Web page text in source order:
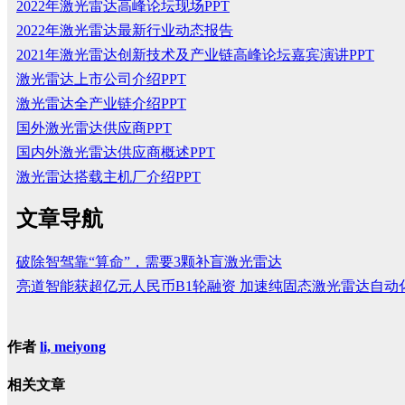
2022年激光雷达高峰论坛现场PPT
2022年激光雷达最新行业动态报告
2021年激光雷达创新技术及产业链高峰论坛嘉宾演讲PPT
激光雷达上市公司介绍PPT
激光雷达全产业链介绍PPT
国外激光雷达供应商PPT
国内外激光雷达供应商概述PPT
激光雷达搭载主机厂介绍PPT
文章导航
破除智驾靠“算命”，需要3颗补盲激光雷达
亮道智能获超亿元人民币B1轮融资 加速纯固态激光雷达自动
作者 li, meiyong
相关文章